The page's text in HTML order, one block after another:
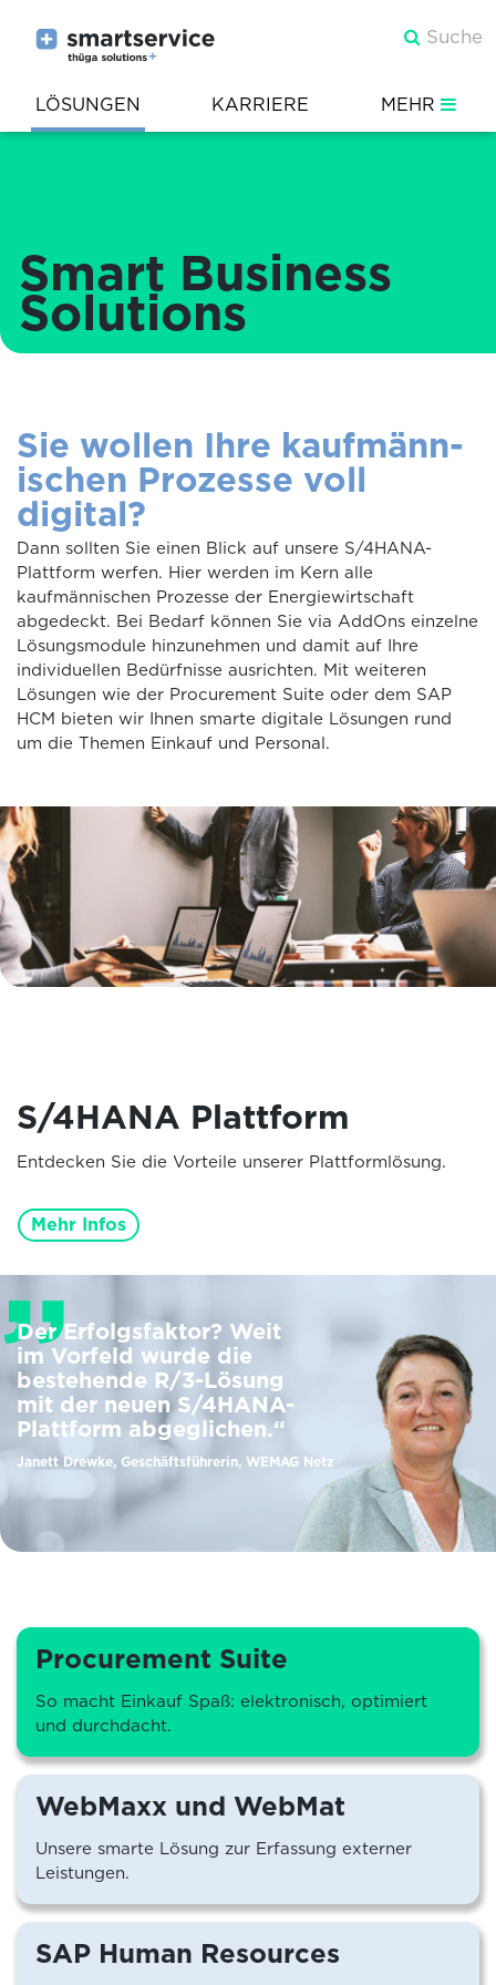
LÖSUNGEN KARRIERE MEHR
Smart Business
Solutions
Sie wollen Ihre kauf­männ­
ischen Prozesse voll
digital?
Dann sollten Sie einen Blick auf unsere S/4HANA-
Plattform werfen. Hier werden im Kern alle
kaufmännischen Prozesse der Energiewirtschaft
abgedeckt. Bei Bedarf können Sie via AddOns einzelne
Lösungsmodule hinzunehmen und damit auf Ihre
individuellen Bedürfnisse ausrichten. Mit weiteren
Lösungen wie der Procurement Suite oder dem SAP
HCM bieten wir Ihnen smarte digitale Lösungen rund
um die Themen Einkauf und Personal.
S/4HANA Plattform
Entdecken Sie die Vorteile unserer Plattformlösung.
Mehr Infos
Der Erfolgsfaktor? Weit
im Vorfeld wurde die
bestehende R/3-Lösung
mit der neuen S/4HANA-
Plattform abgeglichen.“
Janett Drewke, Geschäftsführerin, WEMAG Netz
Procurement Suite
So macht Einkauf Spaß: elektronisch, optimiert
und durchdacht.
WebMaxx und WebMat
Unsere smarte Lösung zur Erfassung externer
Leistungen.
SAP Human Resources